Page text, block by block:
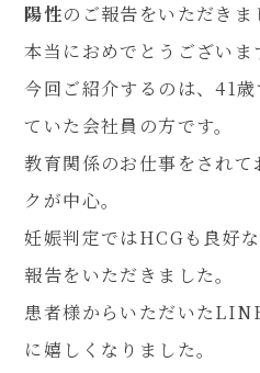
LINE問
陽性のご報告をいただきま
本当におめでとうございま
今回ご紹介するのは、41
ていた会社員の方です。
教育関係のお仕事をされ
クが中心。
妊娠判定ではHCGも良好
報告をいただきました。
患者様からいただいた
に嬉しくなりました。